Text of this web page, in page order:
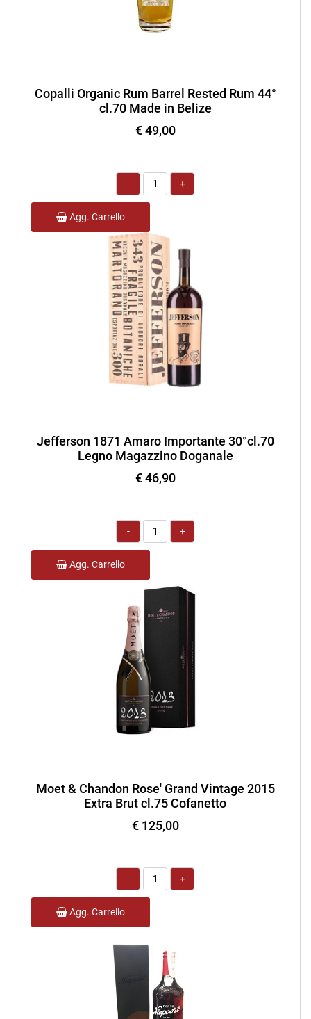
Copalli Organic Rum Barrel Rested Rum 44°
cl.70 Made in Belize
€ 49,00
Quantità
Agg. Carrello
Jefferson 1871 Amaro Importante 30°cl.70
Legno Magazzino Doganale
€ 46,90
Quantità
Agg. Carrello
Moet & Chandon Rose' Grand Vintage 2015
Extra Brut cl.75 Cofanetto
€ 125,00
Quantità
Agg. Carrello